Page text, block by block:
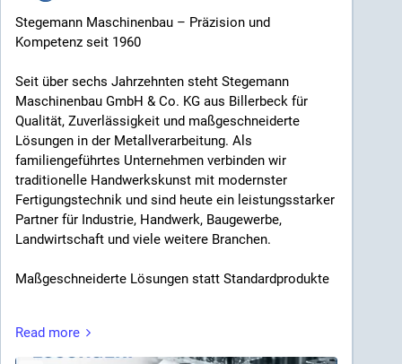
Stegemann Maschinenbau – Präzision und
Kompetenz seit 1960
Seit über sechs Jahrzehnten steht Stegemann
Maschinenbau GmbH & Co. KG aus Billerbeck für
Qualität, Zuverlässigkeit und maßgeschneiderte
Lösungen in der Metallverarbeitung. Als
familiengeführtes Unternehmen verbinden wir
traditionelle Handwerkskunst mit modernster
Fertigungstechnik und sind heute ein leistungsstarker
Partner für Industrie, Handwerk, Baugewerbe,
Landwirtschaft und viele weitere Branchen.
Maßgeschneiderte Lösungen statt Standardprodukte
entwickeln und fertigen wir individuelle Lösungen
nach den Anforderungen unserer Kunden. Von der
Read more